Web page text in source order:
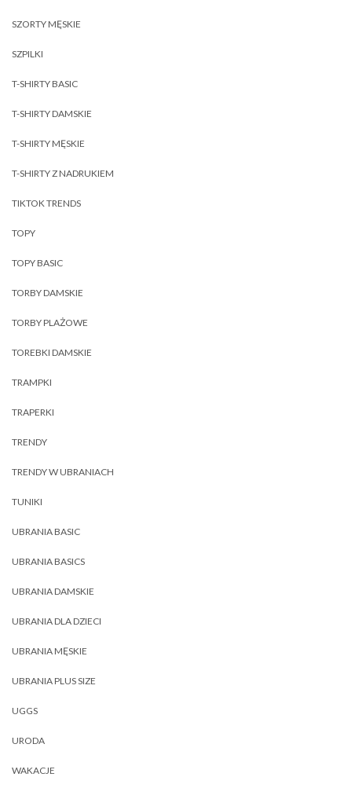
SZORTY MĘSKIE
SZPILKI
T-SHIRTY BASIC
T-SHIRTY DAMSKIE
T-SHIRTY MĘSKIE
T-SHIRTY Z NADRUKIEM
TIKTOK TRENDS
TOPY
TOPY BASIC
TORBY DAMSKIE
TORBY PLAŻOWE
TOREBKI DAMSKIE
TRAMPKI
TRAPERKI
TRENDY
TRENDY W UBRANIACH
TUNIKI
UBRANIA BASIC
UBRANIA BASICS
UBRANIA DAMSKIE
UBRANIA DLA DZIECI
UBRANIA MĘSKIE
UBRANIA PLUS SIZE
UGGS
URODA
WAKACJE